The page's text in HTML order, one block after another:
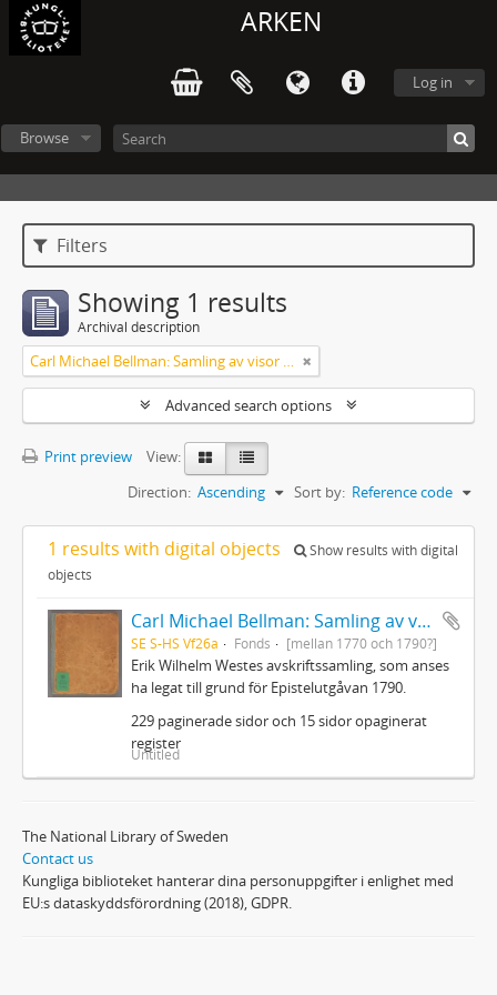
ARKEN
Log in
Browse
Filters
Showing 1 results
Archival description
Carl Michael Bellman: Samling av visor och mindre poemer
Advanced search options
Print preview
View:
Sort by: Reference code
Direction: Ascending
1 results with digital objects
Show results with digital
objects
Carl Michael Bellman: Samling av visor och mindre poemer
SE S-HS Vf26a Fonds [mellan 1770 och 1790?]
Erik Wilhelm Westes avskriftssamling, som anses
ha legat till grund för Epistelutgåvan 1790.
229 paginerade sidor och 15 sidor opaginerat
register
Untitled
The National Library of Sweden
Contact us
Kungliga biblioteket hanterar dina personuppgifter i enlighet med
EU:s dataskyddsförordning (2018), GDPR.